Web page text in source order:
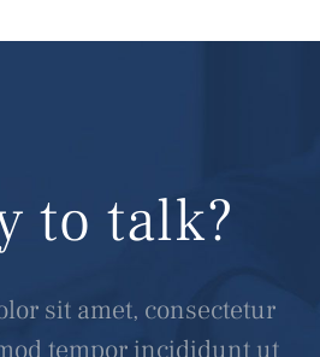
to talk?
sit amet, consectetur
tempor incididunt ut